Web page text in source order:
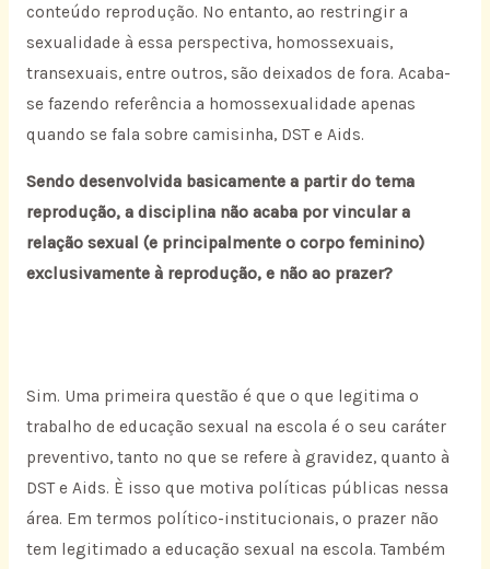
conteúdo reprodução. No entanto, ao restringir a
sexualidade à essa perspectiva, homossexuais,
transexuais, entre outros, são deixados de fora. Acaba-
se fazendo referência a homossexualidade apenas
quando se fala sobre camisinha, DST e Aids.
Sendo desenvolvida basicamente a partir do tema
reprodução, a disciplina não acaba por vincular a
relação sexual (e principalmente o corpo feminino)
exclusivamente à reprodução, e não ao prazer?
Sim. Uma primeira questão é que o que legitima o
trabalho de educação sexual na escola é o seu caráter
preventivo, tanto no que se refere à gravidez, quanto à
DST e Aids. È isso que motiva políticas públicas nessa
área. Em termos político-institucionais, o prazer não
tem legitimado a educação sexual na escola. Também